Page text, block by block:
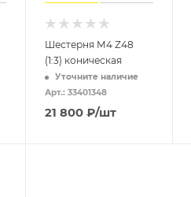
Шестерня M4 Z48
(1:3) коническая
Уточните наличие
Арт.: 33401348
21 800 ₽/шт